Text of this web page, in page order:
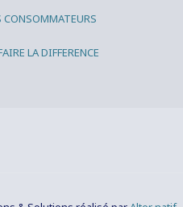
CONSOMMATEURS
LA DIFFERENCE